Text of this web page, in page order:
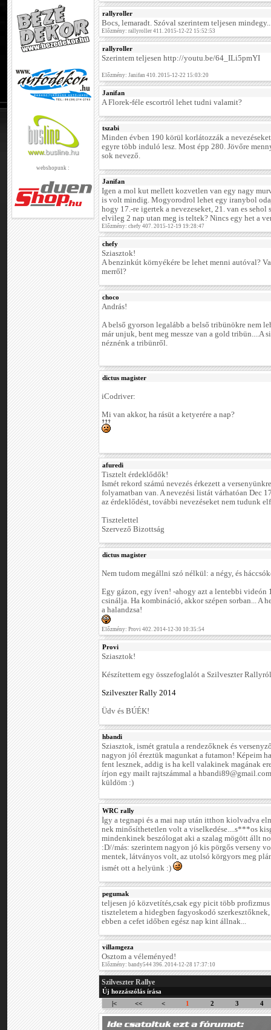
webshopunk :
rallyroller
Bocs, lemaradt. Szóval szerintem teljesen
Előzmény: rallyroller 411. 2015-12-22 15:52:53
rallyroller
Szerintem teljesen http://youtu.be/64_ILi5pmYI
Előzmény: Janifan 410. 2015-12-22 15:03:20
Janifan
A Florek-féle escortról lehet tudni valamit?
tszabi
Minden évben 190 körül korlátozzák a
egyre több induló lesz. Most épp 280. Jövőre
sok nevező.
Janifan
Igen a mol kut mellett kozvetlen van egy nagy
is volt mindig. Mogyorodrol lehet egy iranybol
hogy 17.-re igertek a nevezeseket, 21. van es
elvileg 2 nap utan meg is teltek? Nincs egy het a
Előzmény: chefy 407. 2015-12-19 19:28:47
chefy
Sziasztok!
A benzinkút környékére be lehet menni autóval?
merről?
choco
András!
A belső gyorson legalább a belső tribünökre nem
már unjuk, bent meg messze van a gold tribün....A
néznénk a tribünről.
dictus magister
iCodriver:
Mi van akkor, ha rásüt a ketyerére a nap?
afuredi
Tisztelt érdeklődők!
Ismét rekord számú nevezés érkezett a
folyamatban van. A nevezési listát várhatóan Dec
az érdeklődést, további nevezéseket nem tudunk
Tisztelettel
Szervező Bizottság
dictus magister
Nem tudom megállni szó nélkül: a négy, és
Egy gázon, egy íven! -ahogy azt a lentebbi videón
csinálja. Ha kombináció, akkor szépen sorban... A
a halandzsa!
Előzmény: Provi 402. 2014-12-30 10:35:54
Provi
Sziasztok!
Készítettem egy összefoglalót a Szilveszter
Szilveszter Rally 2014
Üdv és BÚÉK!
hbandi
Sziasztok, ismét gratula a rendezőknek és
nagyon jól éreztük magunkat a futamon! Képeim
fent lesznek, addig is ha kell valakinek magának
írjon egy mailt rajtszámmal a
küldöm :)
WRC rally
Így a tegnapi és a mai nap után itthon kiolvadva
nek minősíthetetlen volt a viselkedése....s***os
mindenkinek beszólogat aki a szalag mögött állt
:D//más: szerintem nagyon jó kis pörgős verseny
mentek, látványos volt, az utolsó körgyors meg
ismét ott a helyünk :)
pegumak
teljesen jó közvetítés,csak egy picit több
tiszteletem a hidegben fagyoskodó
ebben a cefet időben egész nap kint állnak...
villamgeza
Osztom a véleményed!
Előzmény: bandy544 396. 2014-12-28 17:37:10
Szilveszter Rallye
Új hozzászólás írása
|<
<< < 1 2 3 4